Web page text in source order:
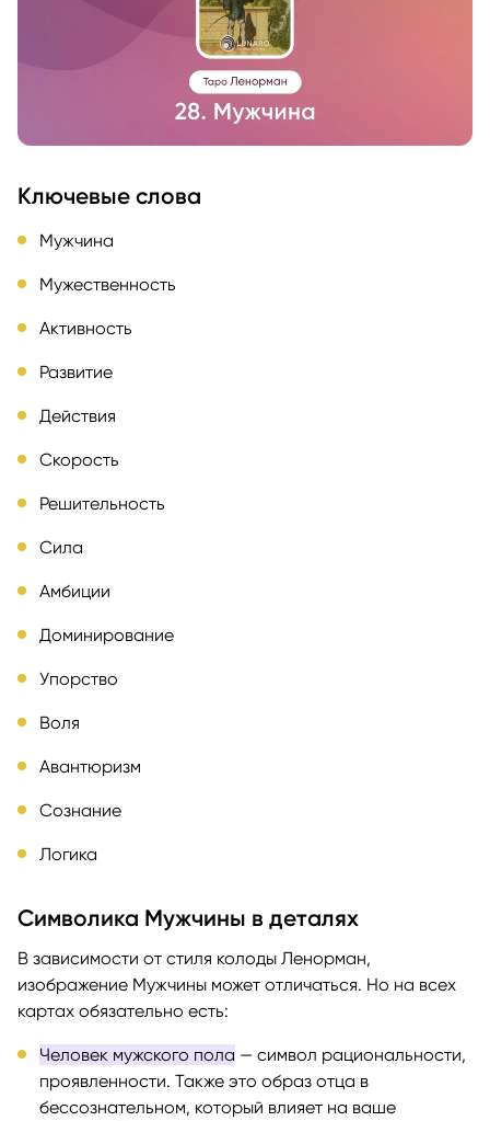
Ключевые слова
Мужчина
Мужественность
Активность
Развитие
Действия
Скорость
Решительность
Сила
Амбиции
Доминирование
Упорство
Воля
Авантюризм
Сознание
Логика
Символика Мужчины в деталях
В зависимости от стиля колоды Ленорман,
изображение Мужчины может отличаться. Но на всех
картах обязательно есть:
Человек мужского пола — символ рациональности,
проявленности. Также это образ отца в
бессознательном, который влияет на ваше